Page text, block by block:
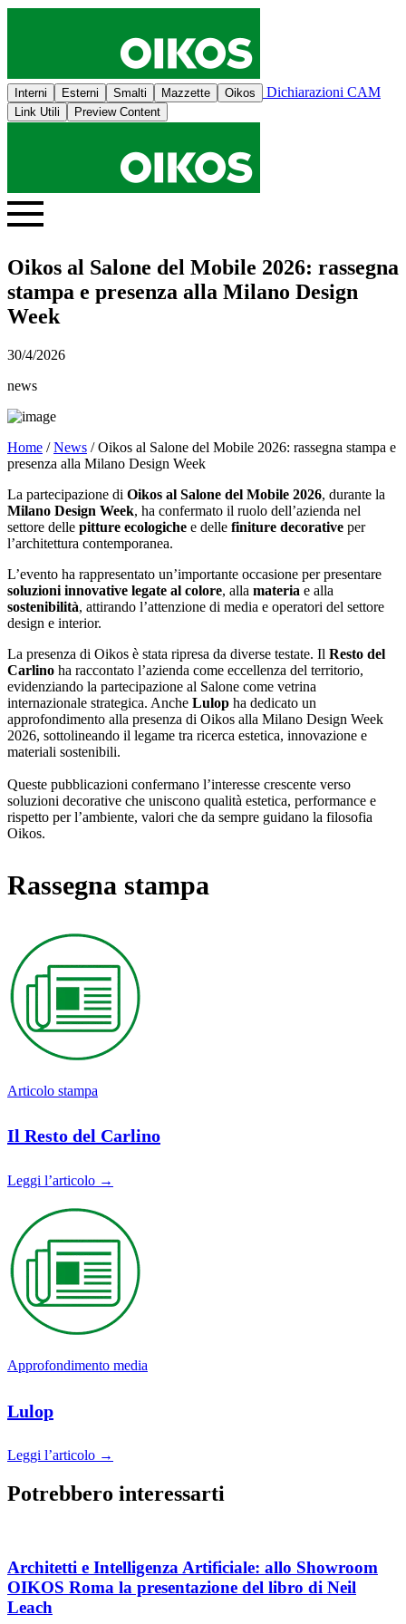
Interni Esterni Smalti Mazzette Oikos Dichiarazioni CAM
Link Utili Preview Content
Oikos al Salone del Mobile 2026: rassegna
stampa e presenza alla Milano Design
Week
30/4/2026
news
Home /News / Oikos al Salone del Mobile 2026: rassegna stampa e
presenza alla Milano Design Week
La partecipazione di Oikos al Salone del Mobile 2026, durante la
Milano Design Week, ha confermato il ruolo dell’azienda nel
settore delle pitture ecologiche e delle finiture decorative per
l’architettura contemporanea.
L’evento ha rappresentato un’importante occasione per presentare
soluzioni innovative legate al colore, alla materia e alla
sostenibilità, attirando l’attenzione di media e operatori del settore
design e interior.
La presenza di Oikos è stata ripresa da diverse testate. Il Resto del
Carlino ha raccontato l’azienda come eccellenza del territorio,
evidenziando la partecipazione al Salone come vetrina
internazionale strategica. Anche Lulop ha dedicato un
approfondimento alla presenza di Oikos alla Milano Design Week
2026, sottolineando il legame tra ricerca estetica, innovazione e
materiali sostenibili.
Queste pubblicazioni confermano l’interesse crescente verso
soluzioni decorative che uniscono qualità estetica, performance e
rispetto per l’ambiente, valori che da sempre guidano la filosofia
Oikos.
Rassegna stampa
Articolo stampa
Il Resto del Carlino
Leggi l’articolo →
Approfondimento media
Lulop
Leggi l’articolo →
Potrebbero interessarti
Architetti e Intelligenza Artificiale: allo Showroom
OIKOS Roma la presentazione del libro di Neil
Leach